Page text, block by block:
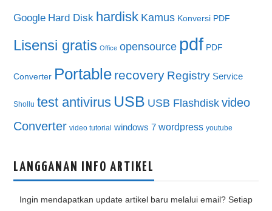
Google Hard Disk hardisk Kamus Konversi PDF
Lisensi gratis Office opensource pdf PDF
Converter Portable recovery Registry Service
Shollu test antivirus USB USB Flashdisk video
Converter video tutorial windows 7 wordpress youtube
LANGGANAN INFO ARTIKEL
Ingin mendapatkan update artikel baru melalui email? Setiap